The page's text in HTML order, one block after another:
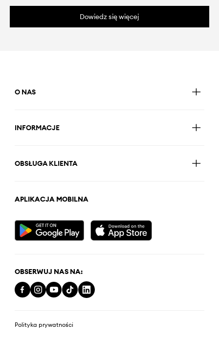
Dowiedz się więcej
O NAS
INFORMACJE
OBSŁUGA KLIENTA
APLIKACJA MOBILNA
OBSERWUJ NAS NA:
Polityka prywatności